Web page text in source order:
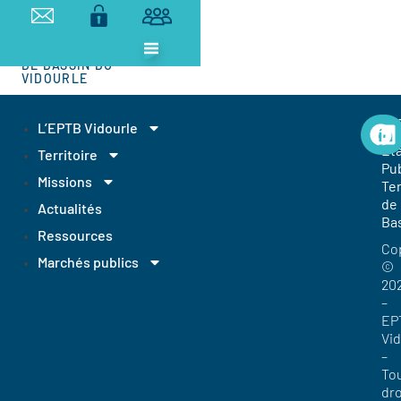
ETABLISSEMENT
DE BASSIN DU
VIDOURLE
L’EPTB Vidourle
Territoire
Missions
Actualités
Ressources
Marchés publics
de
©
–
–